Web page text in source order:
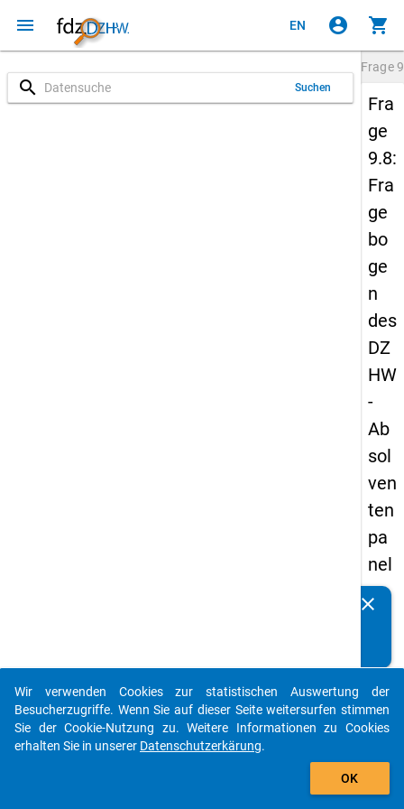
menu EN account_circle shopping_cart
search Suchen
Frage
Fra
ge
9.8:
Fra
ge
bo
ge
n
des
DZ
HW
-
Ab
sol
ven
ten
pa
nel
s
-
ers
te
clear
auto_stories
add_shopping_cart
Wir verwenden Cookies zur statistischen Auswertung der
Besucherzugriffe. Wenn Sie auf dieser Seite weitersurfen stimmen
Sie der Cookie-Nutzung zu. Weitere Informationen zu Cookies
erhalten Sie in unserer Datenschutzerkärung.
OK